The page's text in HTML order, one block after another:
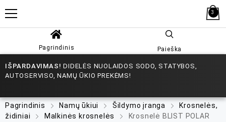
3
Pagrindinis Paieška
IŠPARDAVIMAS! DIDELĖS NUOLAIDOS SODO, STATYBOS,
AUTOSERVISO, NAMŲ ŪKIO PREKĖMS!
Pagrindinis Namų ūkiui Šildymo įranga
Krosnelės,
židiniai
Malkinės krosnelės
Krosnelė BLIST POLAR